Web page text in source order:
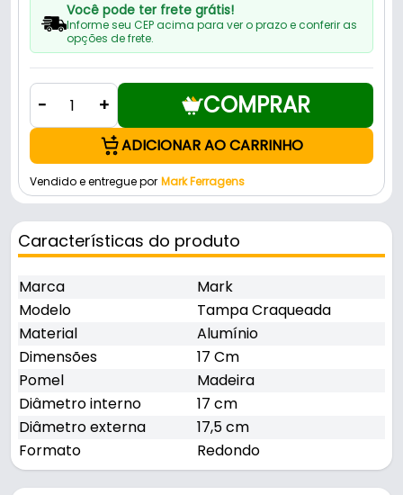
Você pode ter frete grátis!
Informe seu CEP acima para ver o prazo e conferir as
opções de frete.
- + COMPRAR
ADICIONAR AO CARRINHO
Vendido e entregue por Mark Ferragens
Características do produto
Marca
Mark
Modelo
Tampa Craqueada
Material
Alumínio
Dimensões
17 Cm
Pomel
Madeira
Diâmetro interno
17 cm
Diâmetro externa
17,5 cm
Formato
Redondo